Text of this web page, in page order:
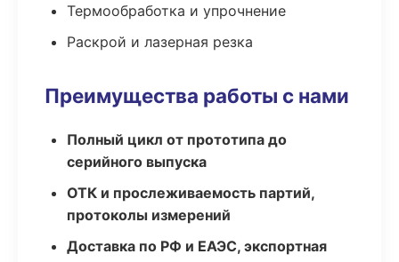
Термообработка и упрочнение
Раскрой и лазерная резка
Преимущества работы с нами
Полный цикл от прототипа до
серийного выпуска
ОТК и прослеживаемость партий,
протоколы измерений
Доставка по РФ и ЕАЭС, экспортная